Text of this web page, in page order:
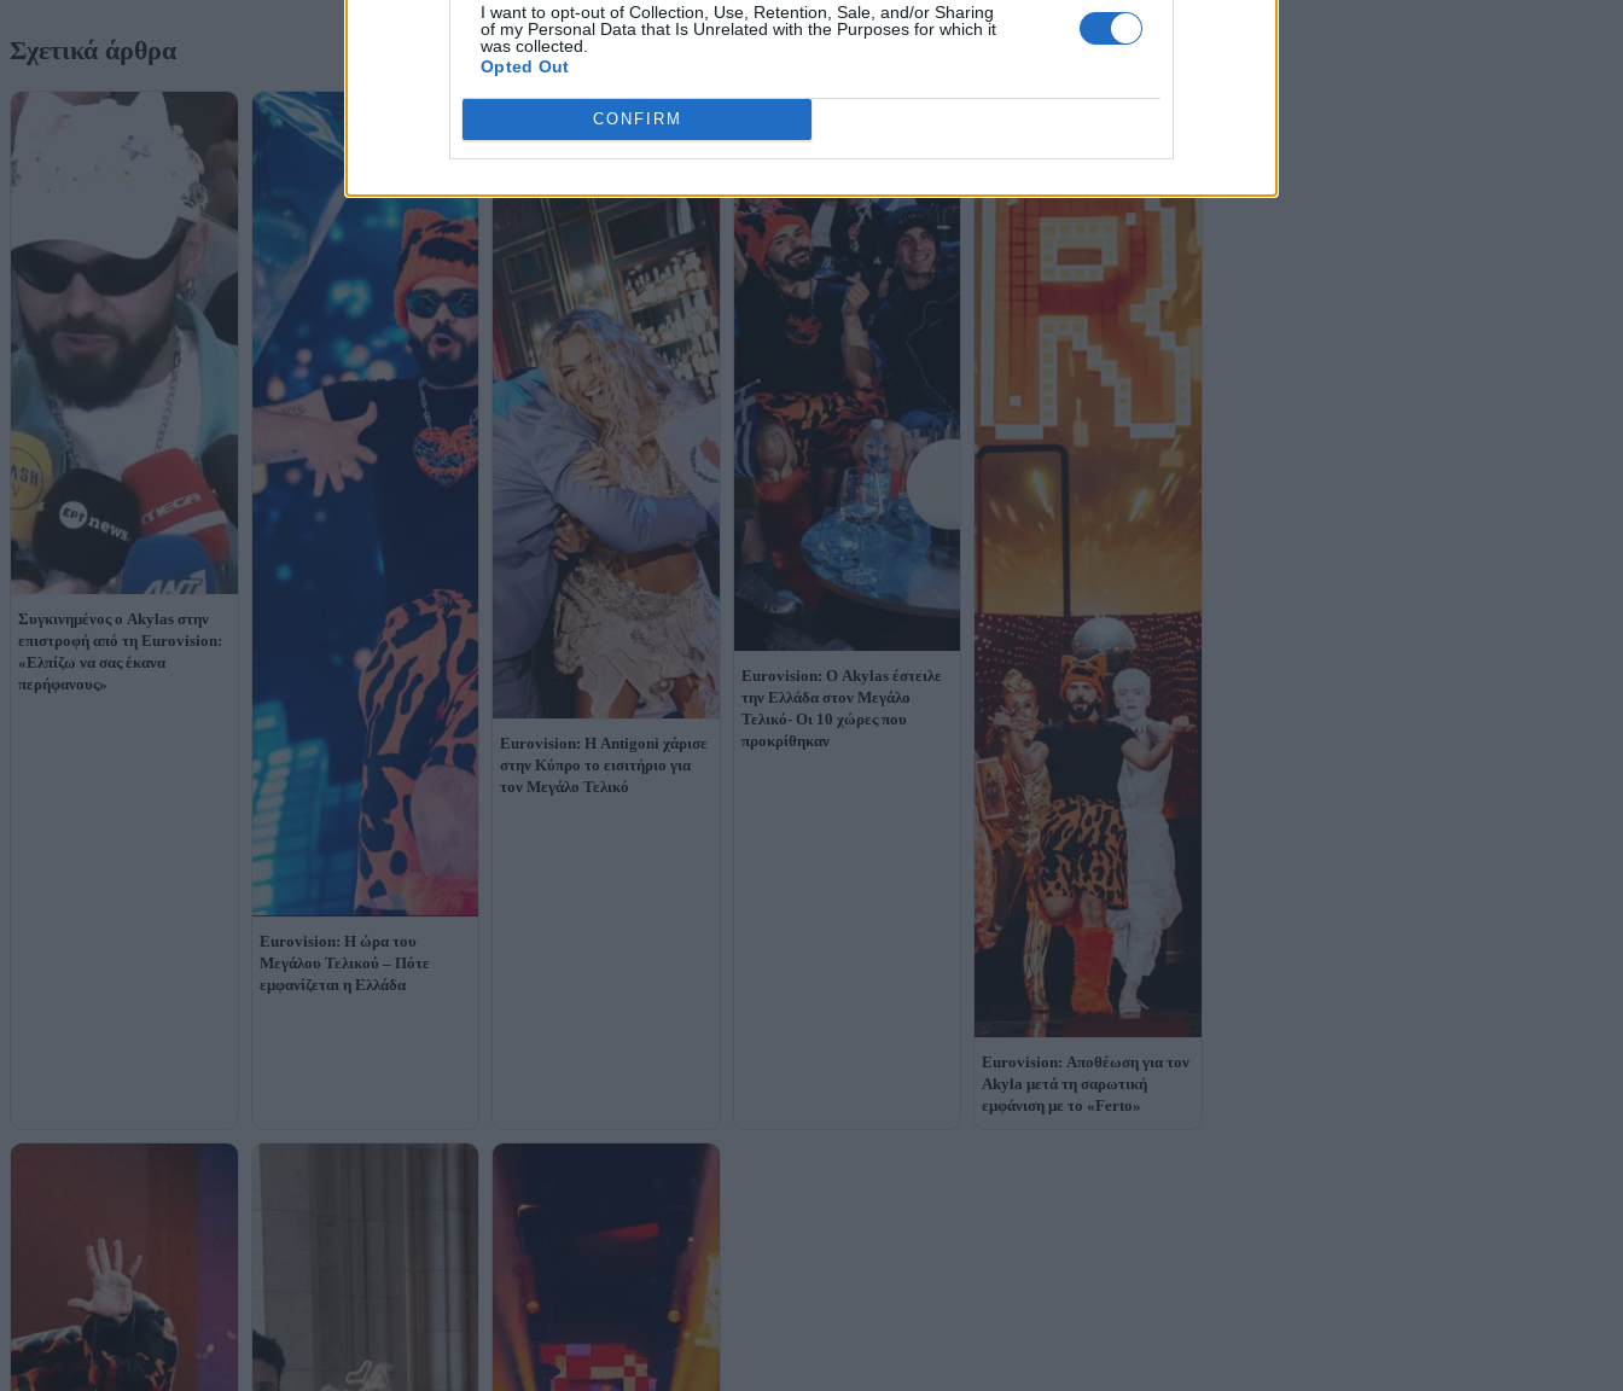
I want to opt-out of Collection, Use, Retention, Sale, and/or Sharing
of my Personal Data that Is Unrelated with the Purposes for which it
was collected.
Opted Out
CONFIRM
Σχετικά άρθρα
Συγκινημένος ο Akylas στην
επιστροφή από τη Eurovision:
«Ελπίζω να σας έκανα
περήφανους»
Eurovision: Η ώρα του
Μεγάλου Τελικού – Πότε
εμφανίζεται η Ελλάδα
Eurovision: Η Antigoni χάρισε
στην Κύπρο το εισιτήριο για
τον Μεγάλο Τελικό
Eurovision: Ο Akylas έστειλε
την Ελλάδα στον Μεγάλο
Τελικό- Οι 10 χώρες που
προκρίθηκαν
Eurovision: Αποθέωση για τον
Akyla μετά τη σαρωτική
εμφάνιση με το «Ferto»